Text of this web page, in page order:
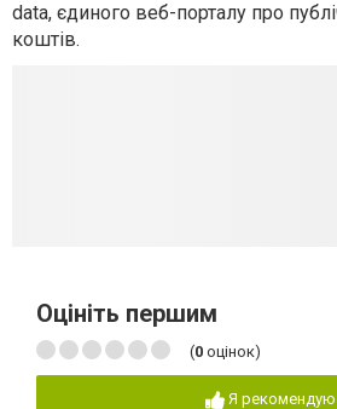
data, єдиного веб-порталу про
коштів.
Оцініть першим
(0 оцінок)
Я рекомендую